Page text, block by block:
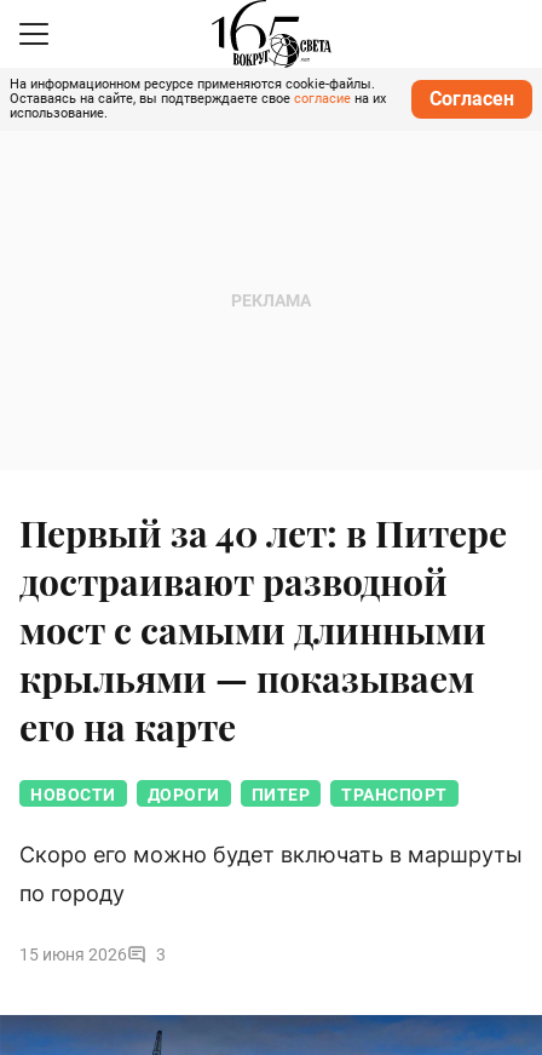
На информационном ресурсе применяются cookie-файлы.
Оставаясь на сайте, вы подтверждаете свое согласие на их
использование.
Согласен
Первый за 40 лет: в Питере
достраивают разводной
мост с самыми длинными
крыльями — показываем
его на карте
НОВОСТИ ДОРОГИ ПИТЕР ТРАНСПОРТ
Скоро его можно будет включать в маршруты
по городу
15 июня 2026 3